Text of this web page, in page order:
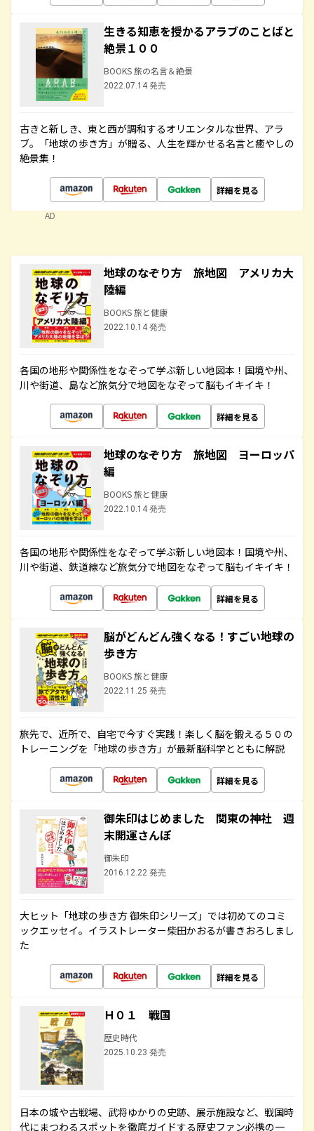
生きる知恵を授かるアラブのことばと
絶景１００
BOOKS 旅の名言＆絶景
2022.07.14 発売
古きと新しき、東と西が調和するオリエンタルな世界、アラ
ブ。「地球の歩き方」が贈る、人生を輝かせる名言と癒やしの
絶景集！
詳細を見る
AD
地球のなぞり方 旅地図 アメリカ大
陸編
BOOKS 旅と健康
2022.10.14 発売
各国の地形や関係性をなぞって学ぶ新しい地図本！国境や州、
川や街道、島など旅気分で地図をなぞって脳もイキイキ！
詳細を見る
地球のなぞり方 旅地図 ヨーロッパ
編
BOOKS 旅と健康
2022.10.14 発売
各国の地形や関係性をなぞって学ぶ新しい地図本！国境や州、
川や街道、鉄道線など旅気分で地図をなぞって脳もイキイキ！
詳細を見る
脳がどんどん強くなる！すごい地球の
歩き方
BOOKS 旅と健康
2022.11.25 発売
旅先で、近所で、自宅で今すぐ実践！楽しく脳を鍛える５０の
トレーニングを「地球の歩き方」が最新脳科学とともに解説
詳細を見る
御朱印はじめました 関東の神社 週
末開運さんぽ
御朱印
2016.12.22 発売
大ヒット「地球の歩き方 御朱印シリーズ」では初めてのコミ
ックエッセイ。イラストレーター柴田かおるが書きおろしまし
た
詳細を見る
Ｈ０１ 戦国
歴史時代
2025.10.23 発売
日本の城や古戦場、武将ゆかりの史跡、展示施設など、戦国時
代にまつわるスポットを徹底ガイドする歴史ファン必携の一